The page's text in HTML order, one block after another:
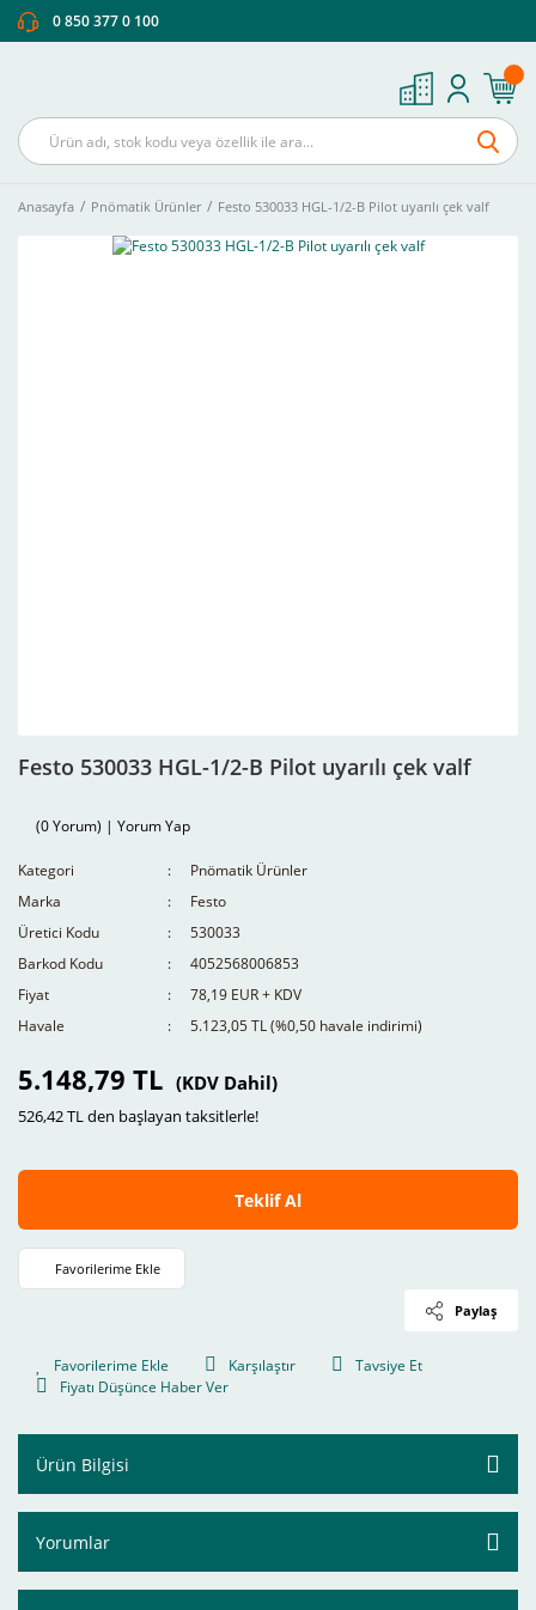
0 850 377 0 100
Anasayfa Pnömatik Ürünler Festo 530033 HGL-1/2-B Pilot uyarılı çek valf
Festo 530033 HGL-1/2-B Pilot uyarılı çek valf
(0 Yorum) | Yorum Yap
Kategori
Pnömatik Ürünler
Marka
Festo
Üretici Kodu
530033
Barkod Kodu
4052568006853
Fiyat
78,19 EUR + KDV
Havale
5.123,05 TL (%0,50 havale indirimi)
5.148,79 TL (KDV Dahil)
526,42 TL den başlayan taksitlerle!
Teklif Al
Paylaş
Karşılaştır
Tavsiye Et
Fiyatı Düşünce Haber Ver
Ürün Bilgisi
Yorumlar